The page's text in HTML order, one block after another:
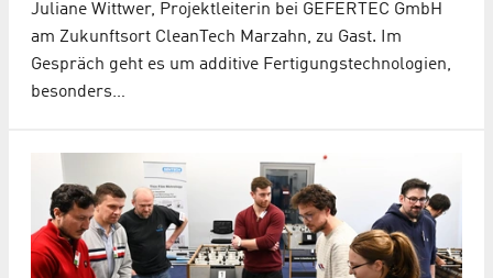
Juliane Wittwer, Projektleiterin bei GEFERTEC GmbH
am Zukunftsort CleanTech Marzahn, zu Gast. Im
Gespräch geht es um additive Fertigungstechnologien,
besonders…